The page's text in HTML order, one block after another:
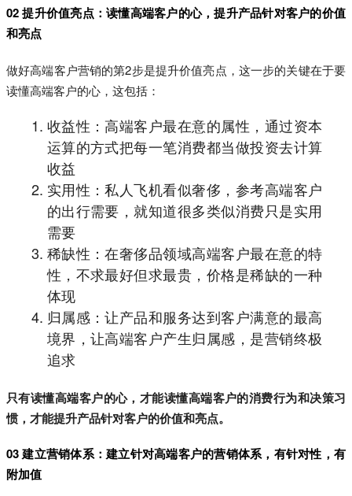
02 提升价值亮点：读懂高端客户的心，提升产品针对客户的价值
和亮点
做好高端客户营销的第2步是提升价值亮点，这一步的关键在于要
读懂高端客户的心，这包括：
收益性：高端客户最在意的属性，通过资本
运算的方式把每一笔消费都当做投资去计算
收益
实用性：私人飞机看似奢侈，参考高端客户
的出行需要，就知道很多类似消费只是实用
需要
稀缺性：在奢侈品领域高端客户最在意的特
性，不求最好但求最贵，价格是稀缺的一种
体现
归属感：让产品和服务达到客户满意的最高
境界，让高端客户产生归属感，是营销终极
追求
只有读懂高端客户的心，才能读懂高端客户的消费行为和决策习
惯，才能提升产品针对客户的价值和亮点。
03 建立营销体系：建立针对高端客户的营销体系，有针对性，有
附加值